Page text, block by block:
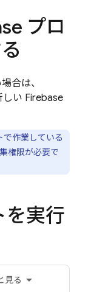
プロ
合は、
しい Firebase
で作業している
権限が必要で
を実行
見る